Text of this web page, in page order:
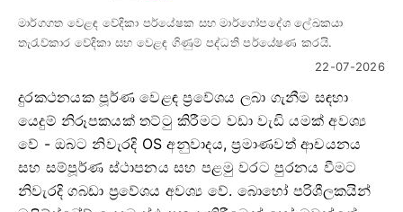
මාර්ගගත වෙළඳ වේදිකා පර්යේෂක සහ මාර්ගෝපදේශ ලේඛකයා
තැරැව්කාර වේදිකා සහ වෙළඳ ගිණුම් පද්ධති පර්යේෂණ කරයි.
22-07-2026
දුරකථනයක පූර්ණ වෙළඳ ප්‍රවේශය ලබා ගැනීම සඳහා
යෙදුම් නිරූපකයක් තට්ටු කිරීමට වඩා වැඩි යමක් අවශ්‍ය
වේ - ඔබට නිවැරදි OS අනුවාදය, ප්‍රමාණවත් ආචයනය
සහ සම්පූර්ණ ස්ථාපනය සහ පළමු වරට පුරනය වීමට
නිවැරදි ගබඩා ප්‍රවේශය අවශ්‍ය වේ. බොහෝ පරිශීලකයින්